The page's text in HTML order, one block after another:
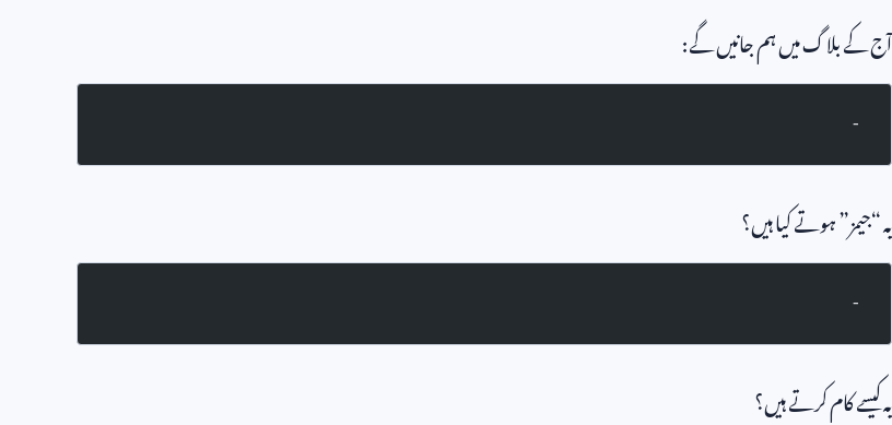
آج کے بلاگ میں ہم جانیں گے:
-
یہ “جیمز” ہوتے کیا ہیں؟
-
یہ کیسے کام کرتے ہیں؟